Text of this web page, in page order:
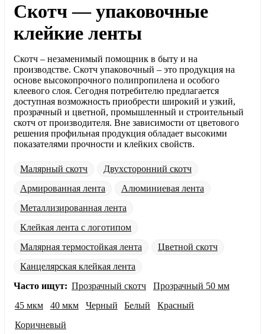
Скотч — упаковочные
клейкие ленты
Скотч – незаменимый помощник в быту и на
производстве. Скотч упаковочный – это продукция на
основе высокопрочного полипропилена и особого
клеевого слоя. Сегодня потребителю предлагается
доступная возможность приобрести широкий и узкий,
прозрачный и цветной, промышленный и строительный
скотч от производителя. Вне зависимости от цветового
решения профильная продукция обладает высокими
показателями прочности и клейких свойств.
Малярный скотч
Двухсторонний скотч
Армированная лента
Алюминиевая лента
Металлизированная лента
Клейкая лента с логотипом
Малярная термостойкая лента
Цветной скотч
Канцелярская клейкая лента
Часто ищут: Прозрачный скотч
Прозрачный 50 мм
45 мкм
40 мкм Черный Белый
Красный
Коричневый